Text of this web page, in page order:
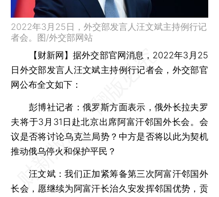
2022年3月25日，外交部发言人汪文斌主持例行记
者会。图/外交部网站
【财新网】据外交部官网消息，2022年3月25
日外交部发言人汪文斌主持例行记者会，外交部官
网公布全文如下：
彭博社记者：俄罗斯方面表示，俄外长拉夫罗
夫将于3月31日赴北京出席阿富汗邻国外长会。会
议是否将讨论乌克兰局势？中方是否将以此为契机
推动俄乌停火和保护平民？
汪文斌 ：我们正加紧筹备第三次阿富汗邻国外
长会，愿继续为阿富汗长治久安发挥邻国优势，贡